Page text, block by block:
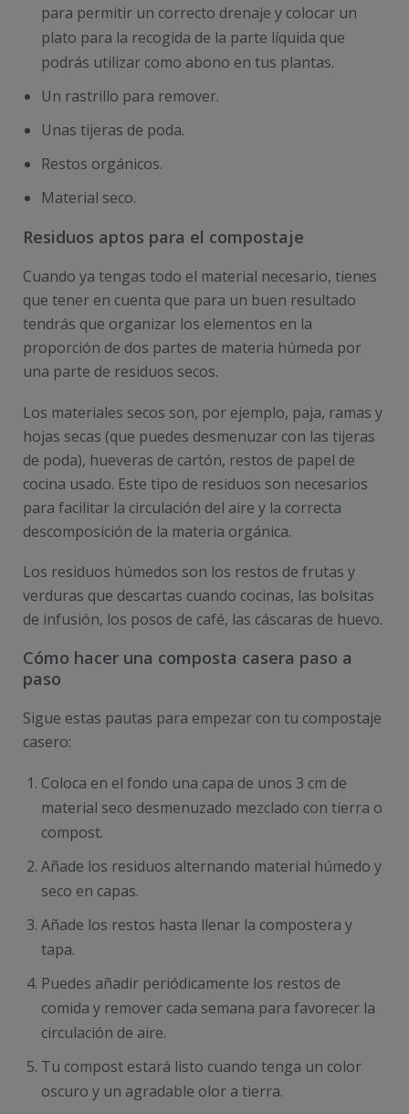
para permitir un correcto drenaje y colocar un
plato para la recogida de la parte líquida que
podrás utilizar como abono en tus plantas.
Un rastrillo para remover.
Unas tijeras de poda.
Restos orgánicos.
Material seco.
Residuos aptos para el compostaje
Cuando ya tengas todo el material necesario, tienes
que tener en cuenta que para un buen resultado
tendrás que organizar los elementos en la
proporción de dos partes de materia húmeda por
una parte de residuos secos.
Los materiales secos son, por ejemplo, paja, ramas y
hojas secas (que puedes desmenuzar con las tijeras
de poda), hueveras de cartón, restos de papel de
cocina usado. Este tipo de residuos son necesarios
para facilitar la circulación del aire y la correcta
descomposición de la materia orgánica.
Los residuos húmedos son los restos de frutas y
verduras que descartas cuando cocinas, las bolsitas
de infusión, los posos de café, las cáscaras de huevo.
Cómo hacer una composta casera paso a
paso
Sigue estas pautas para empezar con tu compostaje
casero:
Coloca en el fondo una capa de unos 3 cm de
material seco desmenuzado mezclado con tierra o
compost.
Añade los residuos alternando material húmedo y
seco en capas.
Añade los restos hasta llenar la compostera y
tapa.
Puedes añadir periódicamente los restos de
comida y remover cada semana para favorecer la
circulación de aire.
Tu compost estará listo cuando tenga un color
oscuro y un agradable olor a tierra.